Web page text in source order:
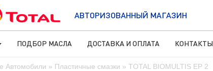
Автомобили » Пластичные смазки » TOTAL BIOMULTIS EP 2
АВТОРИЗОВАННЫЙ МАГАЗИН
ПОДБОР МАСЛА ДОСТАВКА И ОПЛАТА КОНТАКТЫ